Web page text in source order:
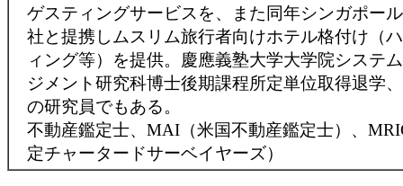
ゲスティングサービスを、また同年シンガポール
社と提携しムスリム旅行者向けホテル格付け（
ィング等）を提供。慶應義塾大学大学院システ
ジメント研究科博士後期課程所定単位取得退学
の研究員でもある。
不動産鑑定士、MAI（米国不動産鑑定士）、
定チャータードサーベイヤーズ）